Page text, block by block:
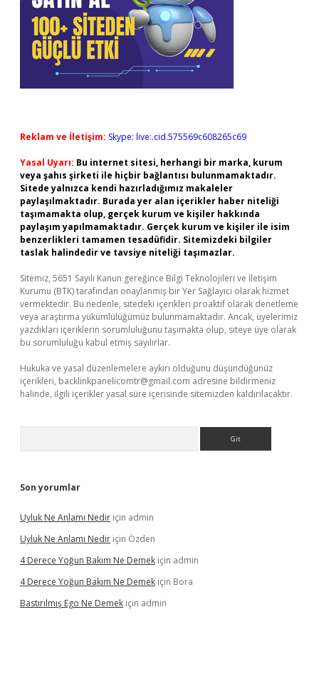
Reklam ve İletişim: Skype: live:.cid.575569c608265c69
Yasal Uyarı: Bu internet sitesi, herhangi bir marka, kurum
veya şahıs şirketi ile hiçbir bağlantısı bulunmamaktadır.
Sitede yalnızca kendi hazırladığımız makaleler
paylaşılmaktadır. Burada yer alan içerikler haber niteliği
taşımamakta olup, gerçek kurum ve kişiler hakkında
paylaşım yapılmamaktadır. Gerçek kurum ve kişiler ile isim
benzerlikleri tamamen tesadüfidir. Sitemizdeki bilgiler
taslak halindedir ve tavsiye niteliği taşımazlar.
Sitemiz, 5651 Sayılı Kanun gereğince Bilgi Teknolojileri ve İletişim
Kurumu (BTK) tarafından onaylanmış bir Yer Sağlayıcı olarak hizmet
vermektedir. Bu nedenle, sitedeki içerikleri proaktif olarak denetleme
veya araştırma yükümlülüğümüz bulunmamaktadır. Ancak, üyelerimiz
yazdıkları içeriklerin sorumluluğunu taşımakta olup, siteye üye olarak
bu sorumluluğu kabul etmiş sayılırlar.
Hukuka ve yasal düzenlemelere aykırı olduğunu düşündüğünüz
içerikleri, backlinkpanelicomtr@gmail.com adresine bildirmeniz
halinde, ilgili içerikler yasal süre içerisinde sitemizden kaldırılacaktır.
Son yorumlar
Uyluk Ne Anlamı Nedir için admin
Uyluk Ne Anlamı Nedir için Özden
4 Derece Yoğun Bakım Ne Demek için admin
4 Derece Yoğun Bakım Ne Demek için Bora
Bastırılmış Ego Ne Demek için admin